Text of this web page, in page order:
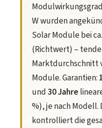
W wurden
Solar Module bei ca.
(Richtwert) –
Marktdurchschnitt
Module. Garantien:
und30 Jahre
%), je nach
kontrolliert die